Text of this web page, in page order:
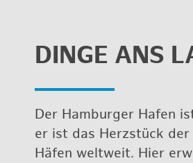
DINGE ANS
Der Ham­bur­ger Hafen
er ist das Herz­stück
Häfen welt­weit. Hier